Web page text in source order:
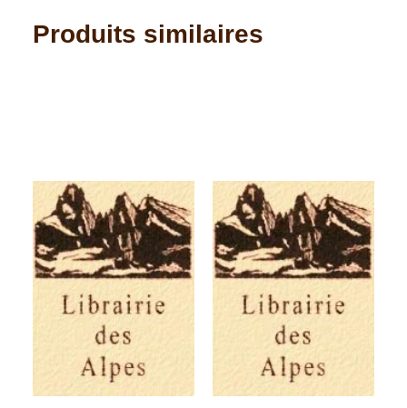
Produits similaires